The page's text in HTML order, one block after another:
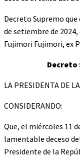
Decreto Supremo que
de setiembre de
Fujimori Fujimori, ex
Decreto
LA PRESIDENTA DE
CONSIDERANDO:
Que, el miércoles 11
lamentable deceso
Presidente de la